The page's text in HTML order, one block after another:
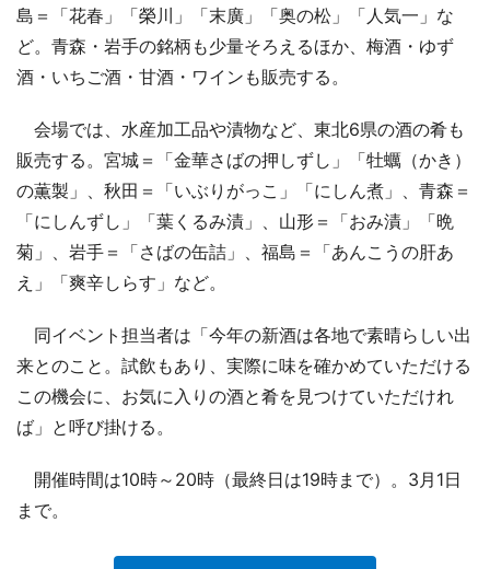
島＝「花春」「榮川」「末廣」「奥の松」「人気一」な
ど。青森・岩手の銘柄も少量そろえるほか、梅酒・ゆず
酒・いちご酒・甘酒・ワインも販売する。
会場では、水産加工品や漬物など、東北6県の酒の肴も
販売する。宮城＝「金華さばの押しずし」「牡蠣（かき）
の薫製」、秋田＝「いぶりがっこ」「にしん煮」、青森＝
「にしんずし」「葉くるみ漬」、山形＝「おみ漬」「晩
菊」、岩手＝「さばの缶詰」、福島＝「あんこうの肝あ
え」「爽辛しらす」など。
同イベント担当者は「今年の新酒は各地で素晴らしい出
来とのこと。試飲もあり、実際に味を確かめていただける
この機会に、お気に入りの酒と肴を見つけていただけれ
ば」と呼び掛ける。
開催時間は10時～20時（最終日は19時まで）。3月1日
まで。